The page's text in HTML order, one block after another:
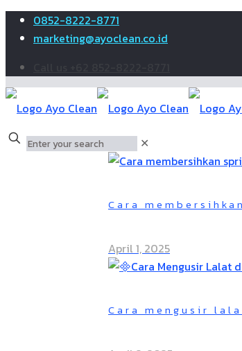
0852-8222-8771
marketing@ayoclean.co.id
✕
Cara
April 1, 2025
Cara mengusir